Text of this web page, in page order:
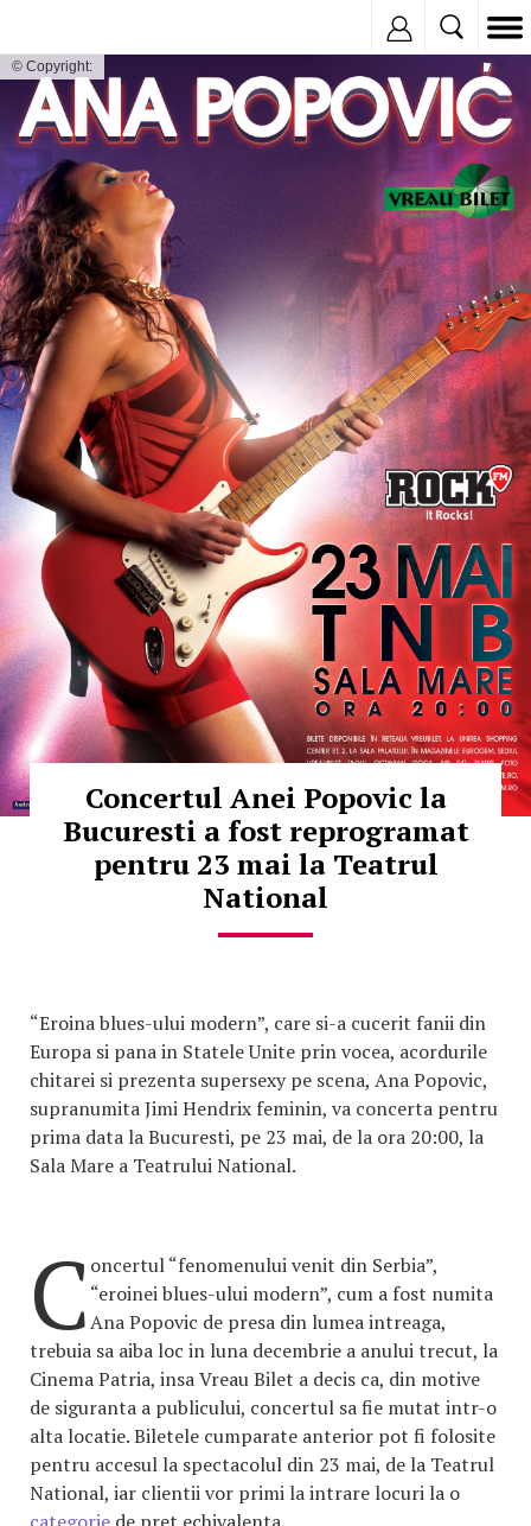
© Copyright:
Concertul Anei Popovic la
Bucuresti a fost reprogramat
pentru 23 mai la Teatrul
National
“Eroina blues-ului modern”, care si-a cucerit fanii din
Europa si pana in Statele Unite prin vocea, acordurile
chitarei si prezenta supersexy pe scena, Ana Popovic,
supranumita Jimi Hendrix feminin, va concerta pentru
prima data la Bucuresti, pe 23 mai, de la ora 20:00, la
Sala Mare a Teatrului National.
C oncertul “fenomenului venit din Serbia”,
“eroinei blues-ului modern”, cum a fost numita
Ana Popovic de presa din lumea intreaga,
trebuia sa aiba loc in luna decembrie a anului trecut, la
Cinema Patria, insa Vreau Bilet a decis ca, din motive
de siguranta a publicului, concertul sa fie mutat intr-o
alta locatie. Biletele cumparate anterior pot fi folosite
pentru accesul la spectacolul din 23 mai, de la Teatrul
National, iar clientii vor primi la intrare locuri la o